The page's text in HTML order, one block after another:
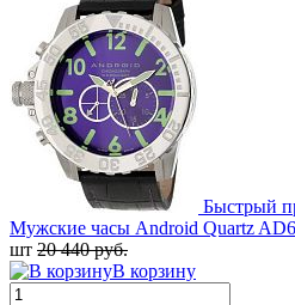
Быстрый
Мужские часы Android Quartz
шт 20 440 руб.
В корзину